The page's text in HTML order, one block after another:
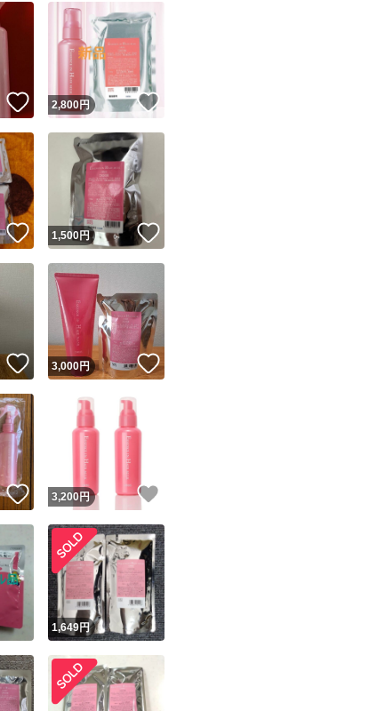
いいね！
2,800円
いいね！
1,500円
いいね！
3,000円 いいね！
いいね！
3,200円
1,649円